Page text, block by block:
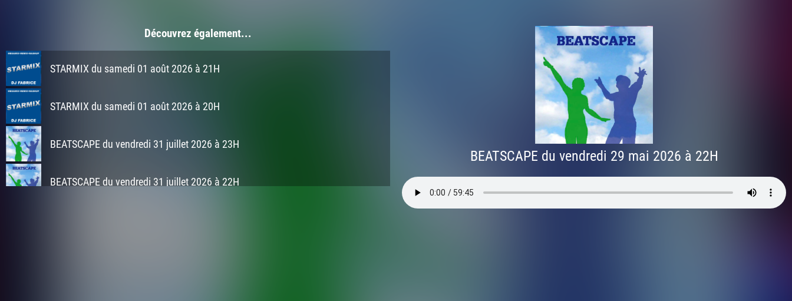
BEATSCAPE du vendredi 29 mai 2026 à 22H
Découvrez également...
STARMIX du samedi 01 août 2026 à 21H
STARMIX du samedi 01 août 2026 à 20H
BEATSCAPE du vendredi 31 juillet 2026 à 23H
BEATSCAPE du vendredi 31 juillet 2026 à 22H